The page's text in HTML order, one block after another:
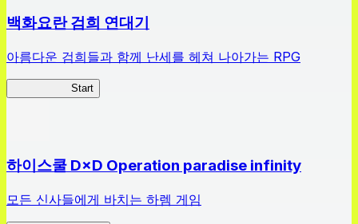
백화요란 검희 연대기
아름다운 검희들과 함께 난세를 헤쳐 나아가는 RPG
Start
하이스쿨 D×D Operation paradise infinity
모든 신사들에게 바치는 하렘 게임